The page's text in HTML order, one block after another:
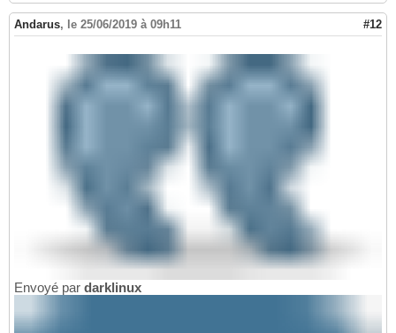
Andarus, le 25/06/2019 à 09h11 #12
Envoyé par darklinux